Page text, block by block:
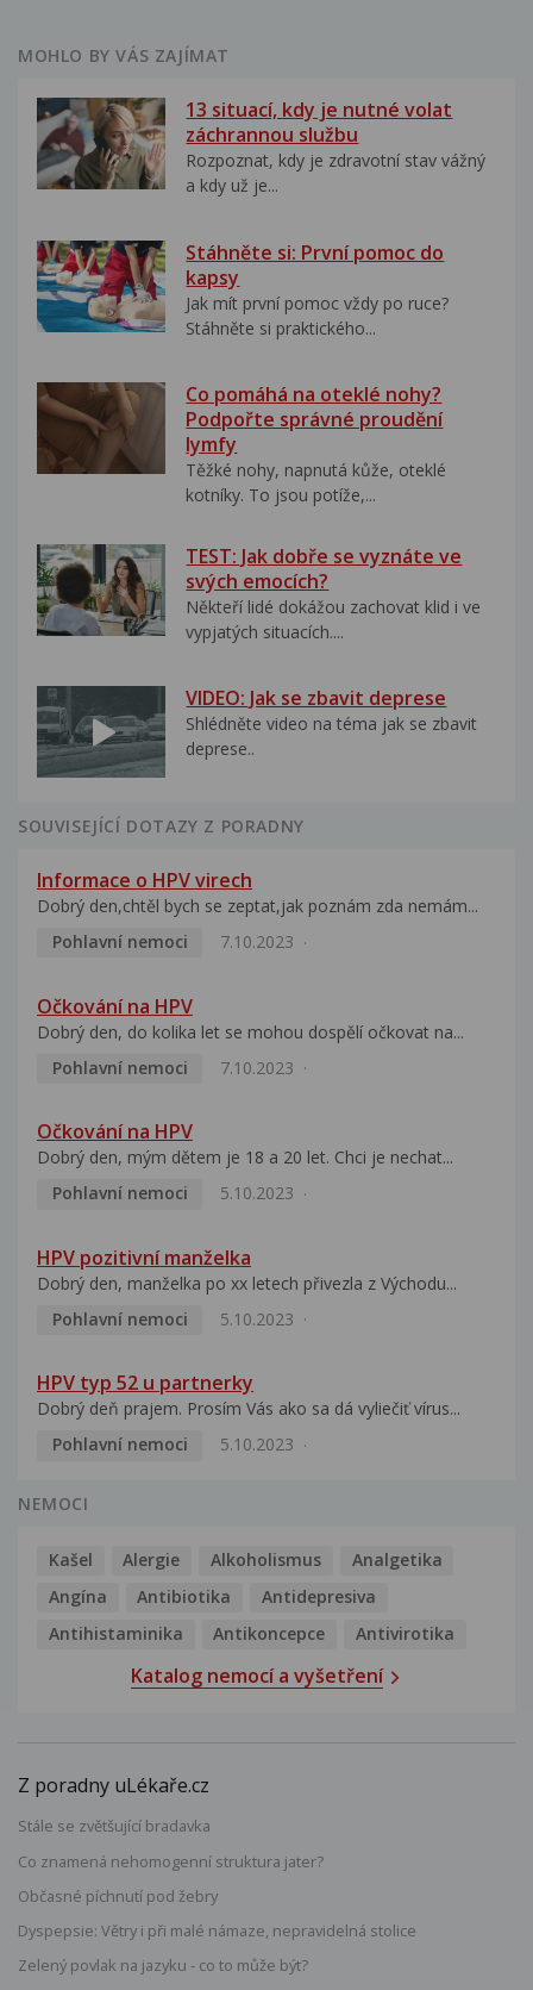
MOHLO BY VÁS ZAJÍMAT
13 situací, kdy je nutné volat
záchrannou službu
Rozpoznat, kdy je zdravotní stav vážný
a kdy už je...
Stáhněte si: První pomoc do
kapsy
Jak mít první pomoc vždy po ruce?
Stáhněte si praktického...
Co pomáhá na oteklé nohy?
Podpořte správné proudění
lymfy
Těžké nohy, napnutá kůže, oteklé
kotníky. To jsou potíže,...
TEST: Jak dobře se vyznáte ve
svých emocích?
Někteří lidé dokážou zachovat klid i ve
vypjatých situacích....
VIDEO: Jak se zbavit deprese
Shlédněte video na téma jak se zbavit
deprese..
SOUVISEJÍCÍ DOTAZY Z PORADNY
Informace o HPV virech
Dobrý den,chtěl bych se zeptat,jak poznám zda nemám...
Pohlavní nemoci
7.10.2023
Očkování na HPV
Dobrý den, do kolika let se mohou dospělí očkovat na...
Pohlavní nemoci
7.10.2023
Očkování na HPV
Dobrý den, mým dětem je 18 a 20 let. Chci je nechat...
Pohlavní nemoci
5.10.2023
HPV pozitivní manželka
Dobrý den, manželka po xx letech přivezla z Východu...
Pohlavní nemoci
5.10.2023
HPV typ 52 u partnerky
Dobrý deň prajem. Prosím Vás ako sa dá vyliečiť vírus...
Pohlavní nemoci
5.10.2023
NEMOCI
Kašel Alergie Alkoholismus
Analgetika
Angína
Antibiotika
Antidepresiva
Antihistaminika
Antikoncepce Antivirotika
Katalog nemocí a vyšetření
Z poradny uLékaře.cz
Stále se zvětšující bradavka
Co znamená nehomogenní struktura jater?
Občasné píchnutí pod žebry
Dyspepsie: Větry i při malé námaze, nepravidelná stolice
Zelený povlak na jazyku - co to může být?